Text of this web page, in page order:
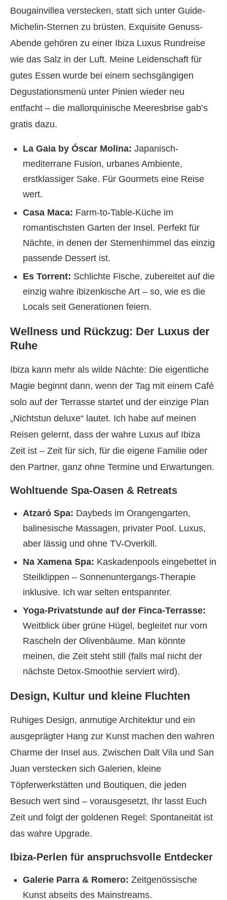
Bougainvillea verstecken, statt sich unter Guide-
Michelin-Sternen zu brüsten. Exquisite Genuss-
Abende gehören zu einer Ibiza Luxus Rundreise
wie das Salz in der Luft. Meine Leidenschaft für
gutes Essen wurde bei einem sechsgängigen
Degustationsmenü unter Pinien wieder neu
entfacht – die mallorquinische Meeresbrise gab’s
gratis dazu.
La Gaia by Óscar Molina: Japanisch-
mediterrane Fusion, urbanes Ambiente,
erstklassiger Sake. Für Gourmets eine Reise
wert.
Casa Maca: Farm-to-Table-Küche im
romantischsten Garten der Insel. Perfekt für
Nächte, in denen der Sternenhimmel das einzig
passende Dessert ist.
Es Torrent: Schlichte Fische, zubereitet auf die
einzig wahre ibizenkische Art – so, wie es die
Locals seit Generationen feiern.
Wellness und Rückzug: Der Luxus der
Ruhe
Ibiza kann mehr als wilde Nächte: Die eigentliche
Magie beginnt dann, wenn der Tag mit einem Café
solo auf der Terrasse startet und der einzige Plan
„Nichtstun deluxe“ lautet. Ich habe auf meinen
Reisen gelernt, dass der wahre Luxus auf Ibiza
Zeit ist – Zeit für sich, für die eigene Familie oder
den Partner, ganz ohne Termine und Erwartungen.
Wohltuende Spa-Oasen & Retreats
Atzaró Spa: Daybeds im Orangengarten,
balinesische Massagen, privater Pool. Luxus,
aber lässig und ohne TV-Overkill.
Na Xamena Spa: Kaskadenpools eingebettet in
Steilklippen – Sonnenuntergangs-Therapie
inklusive. Ich war selten entspannter.
Yoga-Privatstunde auf der Finca-Terrasse:
Weitblick über grüne Hügel, begleitet nur vom
Rascheln der Olivenbäume. Man könnte
meinen, die Zeit steht still (falls mal nicht der
nächste Detox-Smoothie serviert wird).
Design, Kultur und kleine Fluchten
Ruhiges Design, anmutige Architektur und ein
ausgeprägter Hang zur Kunst machen den wahren
Charme der Insel aus. Zwischen Dalt Vila und San
Juan verstecken sich Galerien, kleine
Töpferwerkstätten und Boutiquen, die jeden
Besuch wert sind – vorausgesetzt, Ihr lasst Euch
Zeit und folgt der goldenen Regel: Spontaneität ist
das wahre Upgrade.
Ibiza-Perlen für anspruchsvolle Entdecker
Galerie Parra & Romero: Zeitgenössische
Kunst abseits des Mainstreams.